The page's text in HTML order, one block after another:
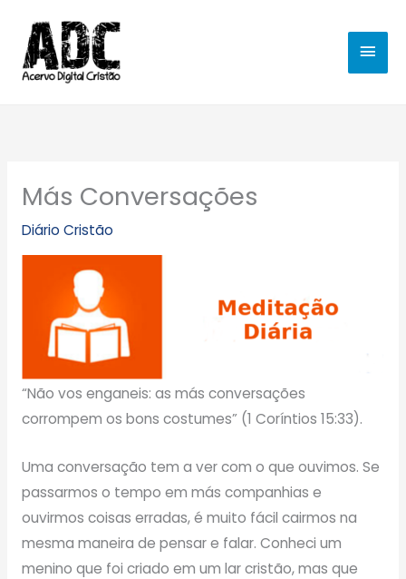
para
conteúdo
Más Conversações
Diário Cristão
“Não vos enganeis: as más conversações
corrompem os bons costumes” (1 Coríntios 15:33).
Uma conversação tem a ver com o que ouvimos. Se
passarmos o tempo em más companhias e
ouvirmos coisas erradas, é muito fácil cairmos na
mesma maneira de pensar e falar. Conheci um
menino que foi criado em um lar cristão, mas que